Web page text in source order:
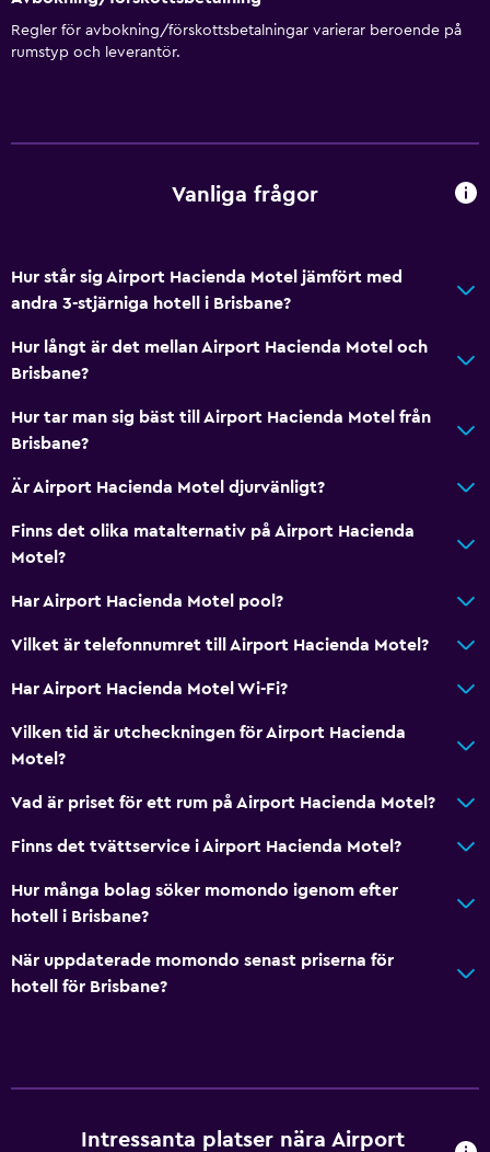
Försäljningsautomat (snacks)
Toalettpapper
Husdjur får medtagas vid förfrågan. Kostnader kan
tillkomma.
Tillgänglig parkering
Rökning förbjuden
Rökningsområden
Familjerum
Ljudisolerade rum
Heltäckningsmatta
Förvaring
Mötesrum
Rumservice
Nyckelkortsåtkomst
Expressutcheckning
Tvätt-/kemtvättsservice
Strykjärn och strykbräda
Regler för avbokning/förskottsbetalningar varierar beroende på
rumstyp och leverantör.
Vanliga frågor
Hur står sig Airport Hacienda Motel jämfört med
andra 3-stjärniga hotell i Brisbane?
Hur långt är det mellan Airport Hacienda Motel och
Brisbane?
Hur tar man sig bäst till Airport Hacienda Motel från
Brisbane?
Är Airport Hacienda Motel djurvänligt?
Finns det olika matalternativ på Airport Hacienda
Motel?
Har Airport Hacienda Motel pool?
Vilket är telefonnumret till Airport Hacienda Motel?
Har Airport Hacienda Motel Wi-Fi?
Vilken tid är utcheckningen för Airport Hacienda
Motel?
Vad är priset för ett rum på Airport Hacienda Motel?
Finns det tvättservice i Airport Hacienda Motel?
Hur många bolag söker momondo igenom efter
hotell i Brisbane?
När uppdaterade momondo senast priserna för
hotell för Brisbane?
Intressanta platser nära Airport